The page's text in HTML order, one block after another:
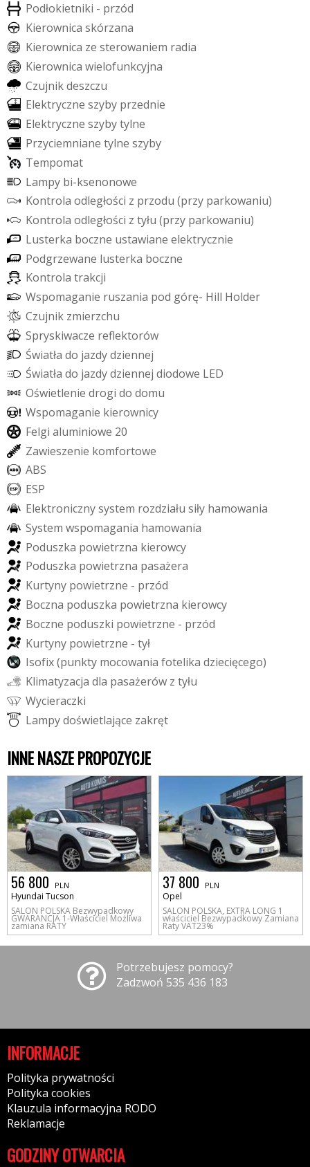
Podłokietniki - przód
Kierownica skórzana
Kierownica ze sterowaniem radia
Kierownica wielofunkcyjna
Czujnikdeszczu
Elektryczne szyby przednie
Elektryczne szybytylne
Przyciemniane tylne szyby
Tempomat
Lampy bi-ksenonowe
Kontrola odległości z przodu (przy parkowaniu)
Kontrola odległości z tyłu (przy parkowaniu)
Lusterka boczne ustawiane elektrycznie
Podgrzewane lusterka boczne
Kontrola trakcji
Wspomaganie ruszania pod górę- Hill Holder
Czujnik zmierzchu
Spryskiwacze refektorów
Światła do jazdydziennej
Światła do jazdydziennej diodowe LED
Oświetlenie drogi do domu
Wspomaganie kierownicy
Felgi aluminiowe 20
Zawieszenie komfortowe
ABS
ESP
Elektronicznysystem rozdziału siły hamowania
System wspomagania hamowania
Poduszka powietrzna kierowcy
Poduszka powietrzna pasażera
Kurtyny powietrzne - przód
Boczna poduszka powietrzna kierowcy
Boczne poduszki powietrzne - przód
Kurtyny powietrzne - tył
Isofix(punkty mocowania fotelika dziecięcego)
Klimatyzacja dla pasażerów z tyłu
Wycieraczki
Lampydoświetlające zakręt
INNE NASZE PROPOZYCJE
56 800 PLN
Hyundai Tucson
SALON POLSKA Bezwypadkowy
GWARANCJA 1-Właściciel Możliwa
zamiana RATY
37 800 PLN
Opel
SALON POLSKA, EXTRA LONG 1
właściciel Bezwypadkowy Zamiana
Raty VAT23%
Potrzebujesz pomocy?
Zadzwoń 535 436 183
INFORMACJE
Polityka prywatności
Polityka cookies
Klauzula informacyjna RODO
Reklamacje
GODZINY OTWARCIA